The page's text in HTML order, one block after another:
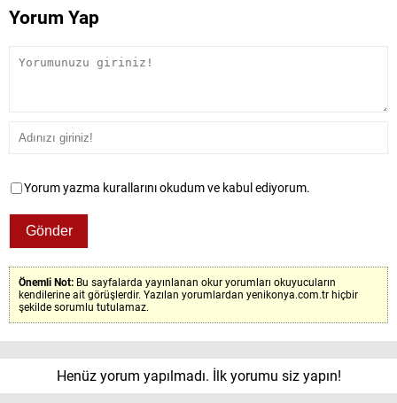
Yorum Yap
Yorum yazma kurallarını okudum ve kabul ediyorum.
Önemli Not: Bu sayfalarda yayınlanan okur yorumları okuyucuların
kendilerine ait görüşlerdir. Yazılan yorumlardan yenikonya.com.tr hiçbir
şekilde sorumlu tutulamaz.
Henüz yorum yapılmadı. İlk yorumu siz yapın!